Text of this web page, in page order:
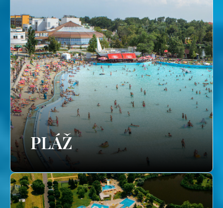
PLÁŽ